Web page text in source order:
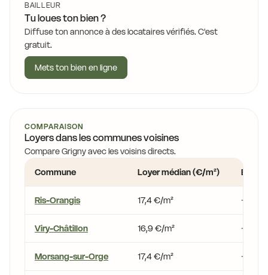
BAILLEUR
Tu loues ton bien ?
Diffuse ton annonce à des locataires vérifiés. C'est
gratuit.
Mets ton bien en ligne
COMPARAISON
Loyers dans les communes voisines
Compare Grigny avec les voisins directs.
Commune
Loyer médian (€/m²) Écart
Ris-Orangis 17,4 €/m² +12,2
Viry-Châtillon 16,9 €/m² +9,0 %
Morsang-sur-Orge 17,4 €/m² +11,7 %